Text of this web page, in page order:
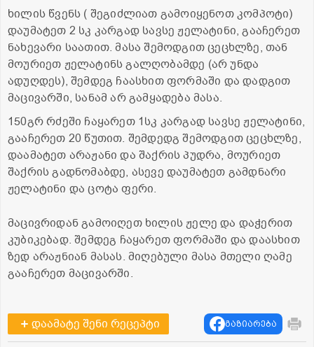
ხილის წვენს ( შეგიძლიათ გამოიყენოთ კომპოტი)
დაუმატეთ 2 სკ კარგად სავსე ჟელატინი, გააჩერეთ
ნახევარი საათით. მასა შემოდგით ცეცხლზე, თან
მოურიეთ ჟელატინს გალღობამდე (არ უნდა
ადუღდეს), შემდეგ ჩაასხით ფორმაში და დადგით
მაცივარში, სანამ არ გამყადება მასა.
150გრ რძეში ჩაყარეთ 1სკ კარგად სავსე ჟელატინი,
გააჩერეთ 20 წუთით. შემდედგ შემოდგით ცეცხლზე,
დაამატეთ არაჟანი და შაქრის პუდრა, მოურიეთ
შაქრის გადნომაბდე, ასევე დაუმატეთ გამდნარი
ჟელატინი და ცოტა ფერი.
მაცივრიდან გამოიღეთ ხილის ჟელე და დაჭერით
კუბიკებად. შემდეგ ჩაყარეთ ფორმაში და დაასხით
ზედ არაჟნიან მასას. მიღებული მასა მთელი ღამე
გააჩერეთ მაცივარში.
დაამატე შენი რეცეპტი გაზიარება